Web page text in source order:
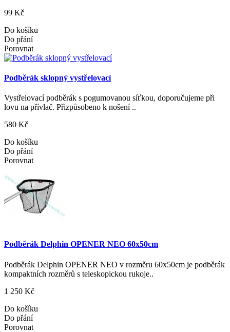
99 Kč
Do košíku
Do přání
Porovnat
Podběrák sklopný vystřelovací
Vystřelovací podběrák s pogumovanou síťkou, doporučujeme při
lovu na přívlač. Přizpůsobeno k nošení ..
580 Kč
Do košíku
Do přání
Porovnat
Podběrák Delphin OPENER NEO 60x50cm
Podběrák Delphin OPENER NEO v rozměru 60x50cm je podběrák
kompaktních rozměrů s teleskopickou rukoje..
1 250 Kč
Do košíku
Do přání
Porovnat